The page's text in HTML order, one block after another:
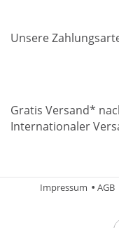
Unsere
Gratis Versand*
Internationaler
Impressum AGB